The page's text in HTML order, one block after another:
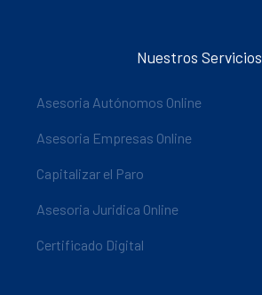
Nuestros Servicios
Asesoria Autónomos Online
Asesoria Empresas Online
Capitalizar el Paro
Asesoria Juridica Online
Certificado Digital